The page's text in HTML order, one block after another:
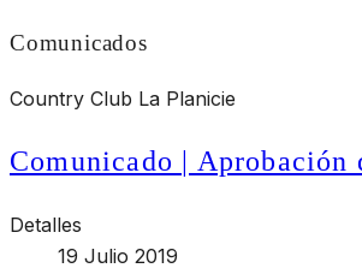
Comunicados
Country Club La Planicie
Comunicado | Aprobación
Detalles
19 Julio 2019